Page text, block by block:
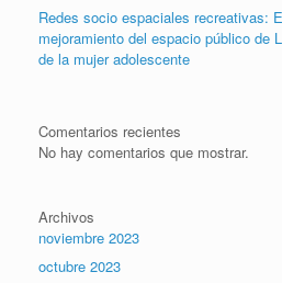
Redes socio espaciales recreativas:
mejoramiento del espacio público de
de la mujer adolescente
Comentarios recientes
No hay comentarios que mostrar.
Archivos
noviembre 2023
octubre 2023